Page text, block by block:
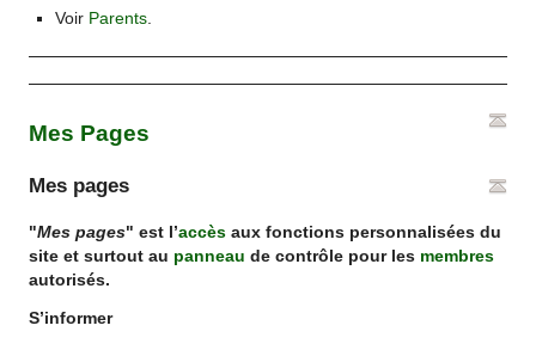
Voir Parents.
Mes Pages
Mes pages
"Mes pages" est l’accès aux fonctions personnalisées du
site et surtout au panneau de contrôle pour les membres
autorisés.
S’informer